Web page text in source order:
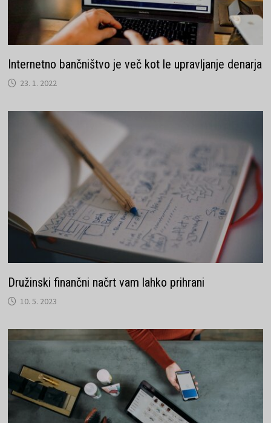
Internetno bančništvo je več kot le upravljanje denarja
23. 1. 2022
Družinski finančni načrt vam lahko prihrani
10. 5. 2023